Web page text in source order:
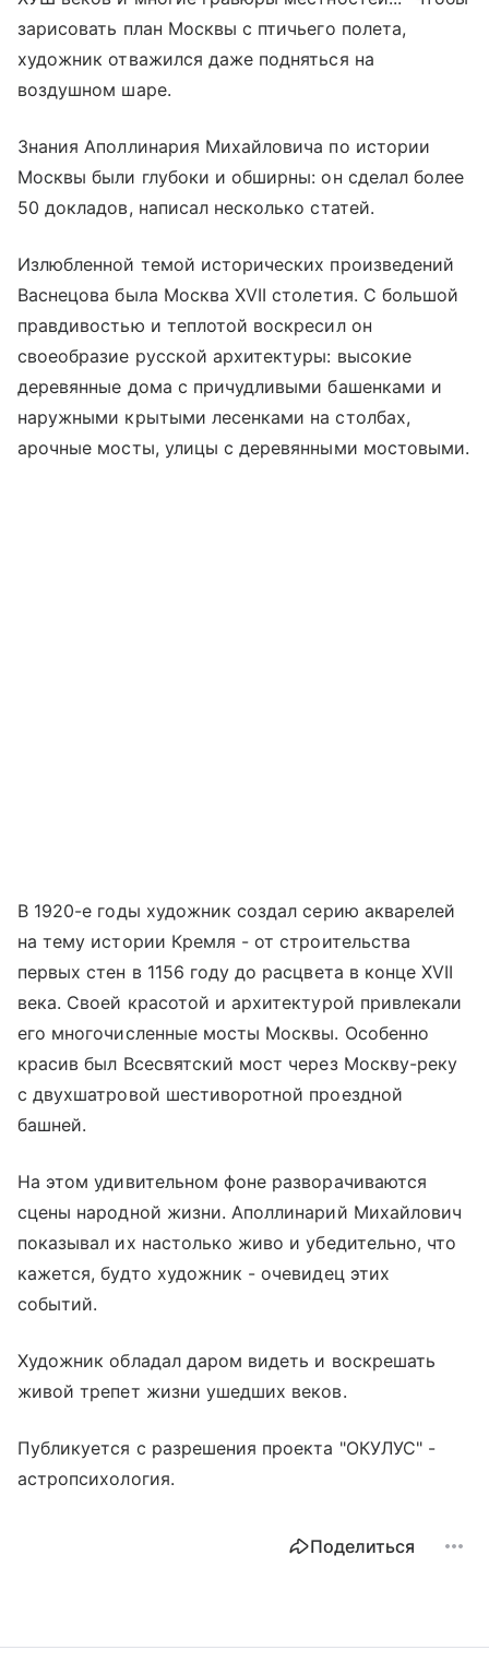
зарисовать план Москвы с птичьего полета,
художник отважился даже подняться на
воздушном шаре.
Знания Аполлинария Михайловича по истории
Москвы были глубоки и обширны: он сделал более
50 докладов, написал несколько статей.
Излюбленной темой исторических произведений
Васнецова была Москва XVII столетия. С большой
правдивостью и теплотой воскресил он
своеобразие русской архитектуры: высокие
деревянные дома с причудливыми башенками и
наружными крытыми лесенками на столбах,
арочные мосты, улицы с деревянными мостовыми.
В 1920-е годы художник создал серию акварелей
на тему истории Кремля - от строительства
первых стен в 1156 году до расцвета в конце XVII
века. Своей красотой и архитектурой привлекали
его многочисленные мосты Москвы. Особенно
красив был Всесвятский мост через Москву-реку
с двухшатровой шестиворотной проездной
башней.
На этом удивительном фоне разворачиваются
сцены народной жизни. Аполлинарий Михайлович
показывал их настолько живо и убедительно, что
кажется, будто художник - очевидец этих
событий.
Художник обладал даром видеть и воскрешать
живой трепет жизни ушедших веков.
Публикуется с разрешения проекта "ОКУЛУС" -
астропсихология.
Поделиться